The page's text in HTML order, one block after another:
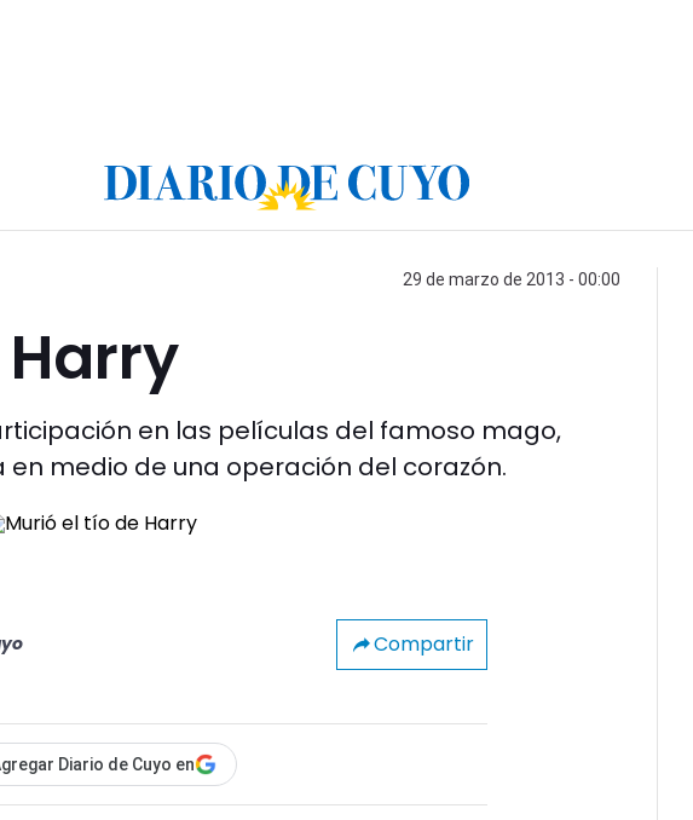
29 de marzo de 2013 - 00:00
en las películas del famoso mago,
medio de una operación del corazón.
Compartir
Diario de Cuyo en